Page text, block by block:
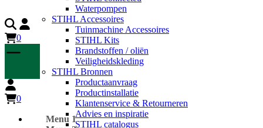
Waterpompen
STIHL Accessoires
Tuinmachine Accessoires
STIHL Kits
Brandstoffen / oliën
Veiligheidskleding
STIHL Bronnen
Productaanvraag
Productinstallatie
Klantenservice & Retourneren
Advies en inspiratie
STIHL catalogus
0
0
Menu 1